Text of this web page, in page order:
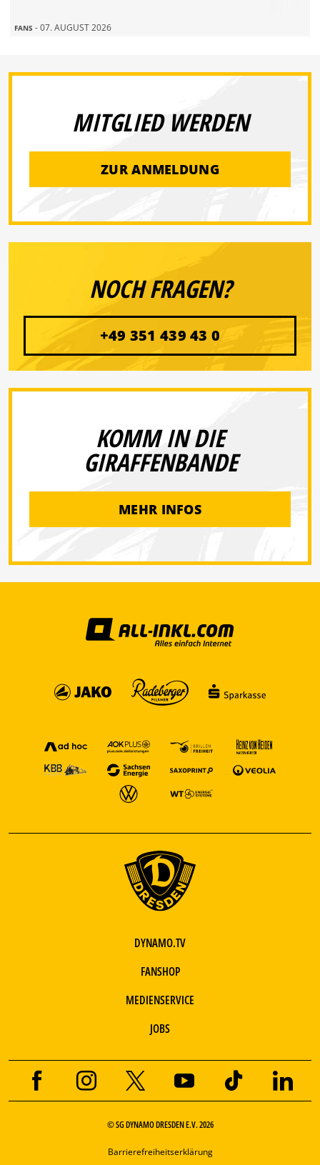
FANS - 07. AUGUST 2026
MITGLIED WERDEN
ZUR ANMELDUNG
NOCH FRAGEN?
+49 351 439 43 0
KOMM IN DIE
GIRAFFENBANDE
MEHR INFOS
DYNAMO.TV
FANSHOP
MEDIENSERVICE
JOBS
© SG DYNAMO DRESDEN E.V. 2026
Barrierefreiheitserklärung